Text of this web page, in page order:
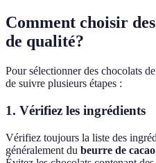
Comment choisir
de qualité?
Pour sélectionner des chocolats
de suivre plusieurs étapes :
1. Vérifiez les ingrédients
Vérifiez toujours la liste des
généralement du beurre de cacao